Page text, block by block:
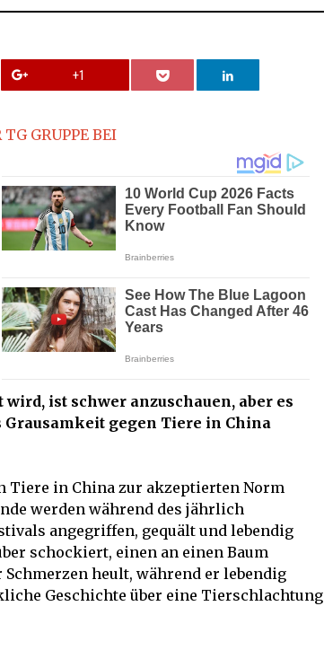
+1
TG GRUPPE BEI
ist schwer anzuschauen, aber es
Grausamkeit gegen Tiere in China
Tiere in China zur akzeptierten Norm
werden während des jährlich
angegriffen, gequält und lebendig
schockiert, einen an einen Baum
heult, während er lebendig
Geschichte über eine Tierschlachtung